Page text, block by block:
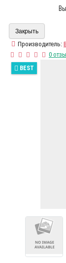
Закрыть
Производитель:
0
BEST